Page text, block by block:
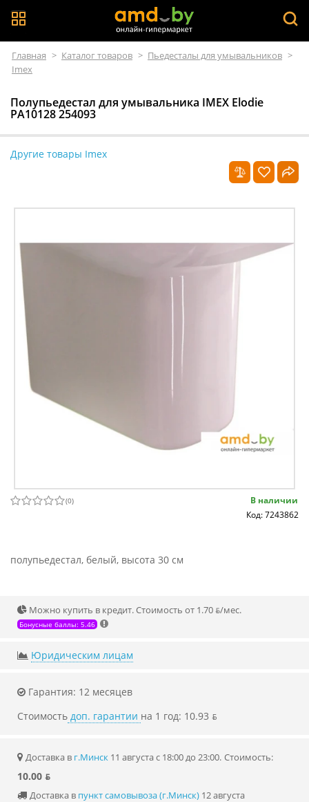
Главная > Каталог товаров > Пьедесталы для умывальников >
Imex
Полупьедестал для умывальника IMEX Elodie
PA10128 254093
Другие товары Imex
(0)
В наличии
Код: 7243862
полупьедестал, белый, высота 30 см
Можно купить в кредит. Стоимость от 1.70 ƃ/мec.
Бонусные баллы: 5.46
Юридическим лицам
Гарантия: 12 месяцев
Стоимость доп. гарантии на 1 год: 10.93 ƃ
Доставка в г.Минск 11 августа с 18:00 до 23:00. Стоимость:
10.00 ƃ
Доставка в пункт самовывоза (г.Минск) 12 августа